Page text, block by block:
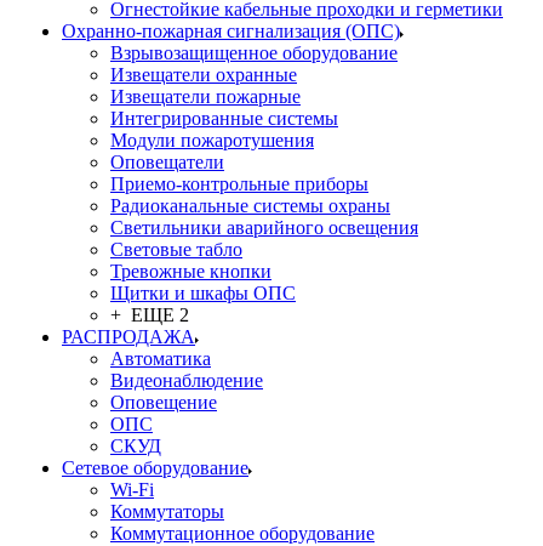
Огнестойкие кабельные проходки и герметики
Охранно-пожарная сигнализация (ОПС)
Взрывозащищенное оборудование
Извещатели охранные
Извещатели пожарные
Интегрированные системы
Модули пожаротушения
Оповещатели
Приемо-контрольные приборы
Радиоканальные системы охраны
Светильники аварийного освещения
Световые табло
Тревожные кнопки
Щитки и шкафы ОПС
+ ЕЩЕ 2
РАСПРОДАЖА
Автоматика
Видеонаблюдение
Оповещение
ОПС
СКУД
Сетевое оборудование
Wi-Fi
Коммутаторы
Коммутационное оборудование